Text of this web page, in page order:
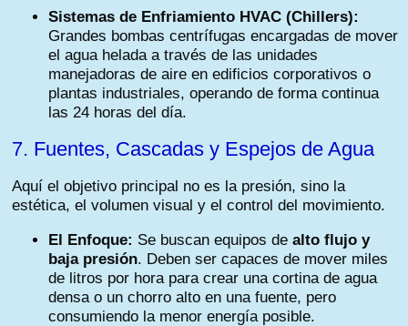
Sistemas de Enfriamiento HVAC (Chillers):
Grandes bombas centrífugas encargadas de mover
el agua helada a través de las unidades
manejadoras de aire en edificios corporativos o
plantas industriales, operando de forma continua
las 24 horas del día.
7. Fuentes, Cascadas y Espejos de Agua
Aquí el objetivo principal no es la presión, sino la
estética, el volumen visual y el control del movimiento.
El Enfoque: Se buscan equipos dealto flujo y
baja presión. Deben ser capaces de mover miles
de litros por hora para crear una cortina de agua
densa o un chorro alto en una fuente, pero
consumiendo la menor energía posible.